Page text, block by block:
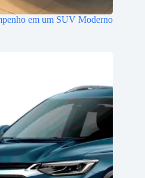
em um SUV Moderno